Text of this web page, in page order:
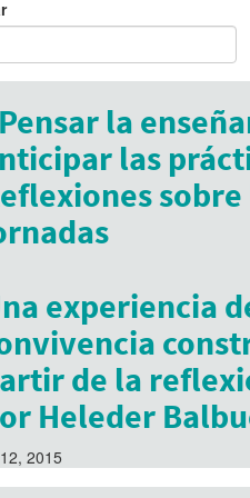
la
las
sobre
experiencia
de la
Heleder
2015